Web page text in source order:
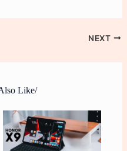
NEXT
Like/